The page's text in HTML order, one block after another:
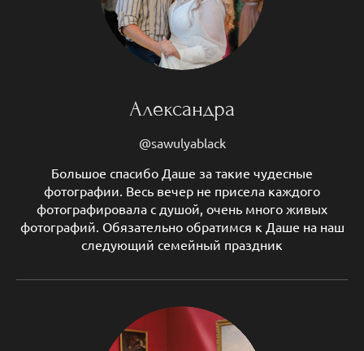
Александра
@sawulyablack
Большое спасибо Даше за такие чудесные
фотографии. Весь вечер не присела каждого
фотографировала с душой, очень много живых
фотографий. Обязательно обратимся к Даше на наш
следующий семейный праздник